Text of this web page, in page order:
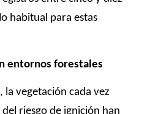
habitual para estas
entornos forestales
la vegetación cada vez
riesgo de ignición han